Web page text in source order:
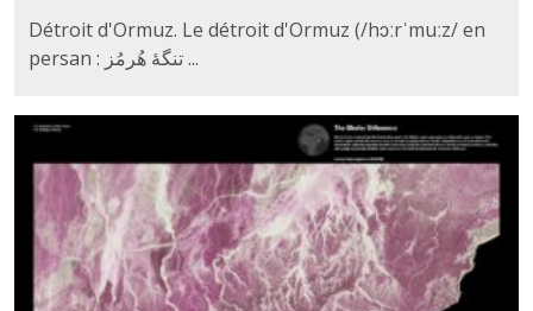
Détroit d'Ormuz. Le détroit d'Ormuz (/hɔːrˈmuːz/ en
persan : تنگهٔ هُرمُز ...